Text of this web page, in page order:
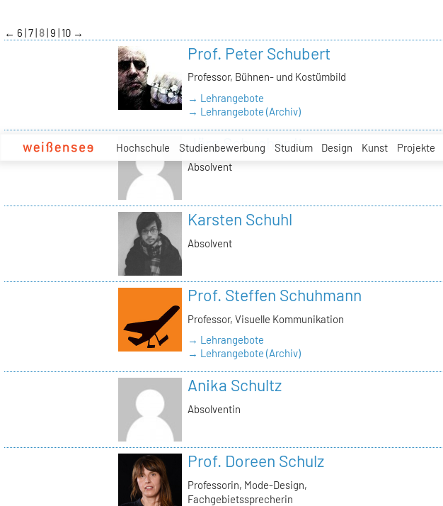
Hochschule Studienbewerbung Studium Design Kunst Projekte
← 6 7 8 9 10 →
Prof. Peter Schubert
Professor, Bühnen- und Kostümbild
→ Lehrangebote
→ Lehrangebote (Archiv)
Jörg Schuchardt
Absolvent
Karsten Schuhl
Absolvent
Prof. Steffen Schuhmann
Professor, Visuelle Kommunikation
→ Lehrangebote
→ Lehrangebote (Archiv)
Anika Schultz
Absolventin
Prof. Doreen Schulz
Professorin, Mode-Design,
Fachgebietssprecherin